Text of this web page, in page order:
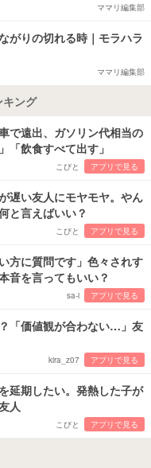
ママリ編集部
がりの切れる時｜モラハラ
ママリ編集部
キング
で遠出、ガソリン代相当の
「飲食すべて出す」
こびと アプリで見る
遅い友人にモヤモヤ。やん
と言えばいい？
こびと アプリで見る
方に質問です」色々されす
音を言ってもいい？
sa-i アプリで見る
「価値観が合わない…」友
kira_z07 アプリで見る
延期したい。発熱した子が
人
こびと アプリで見る